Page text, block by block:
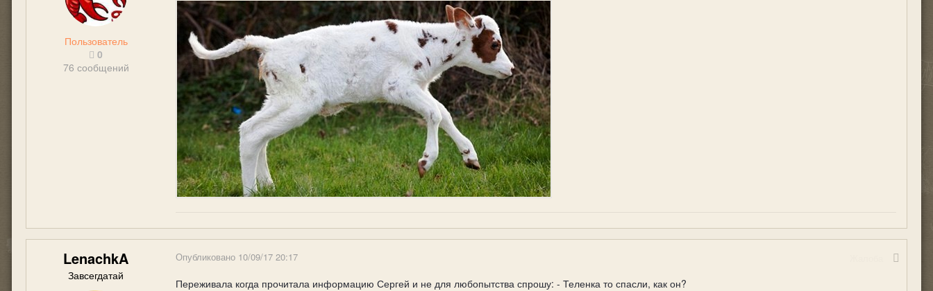
Пользователь
0
76 сообщений
LenachkA
Завсегдатай
Опубликовано 10/09/17 20:17
Переживала когда прочитала информацию Сергей и не для любопытства спрошу: - Теленка то спасли, как он?